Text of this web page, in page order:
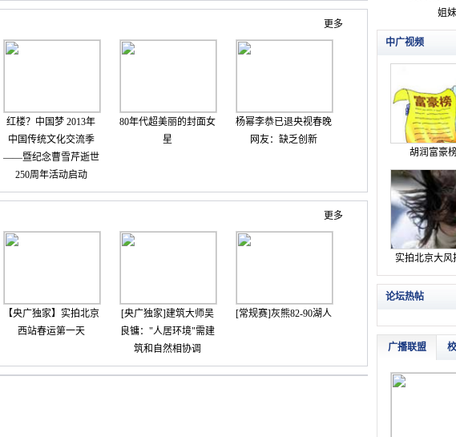
更多
红楼？中国梦 2013年
中国传统文化交流季
——暨纪念曹雪芹逝世
250周年活动启动
80年代超美丽的封面女
星
杨幂李恭已退央视春晚
网友：缺乏创新
更多
【央广独家】实拍北京
西站春运第一天
[央广独家]建筑大师吴
良镛："人居环境"需建
筑和自然相协调
[常规赛]灰熊82-90湖人